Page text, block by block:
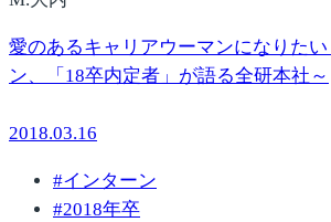
愛のあるキャリアウーマンになりた
ン、「18卒内定者」が語る全研本社～
2018.03.16
#インターン
#2018年卒